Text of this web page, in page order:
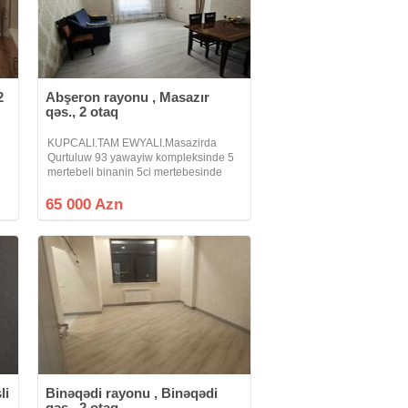
Abşeron rayonu , Masazır
qəs., 2 otaq
KUPCALI.TAM EWYALI.Masazirda
Qurtuluw 93 yawayiw kompleksinde 5
mertebeli binanin 5ci mertebesinde
menzil butun ewyalari ile birlikde
65 000 Azn
Binəqədi rayonu , Binəqədi